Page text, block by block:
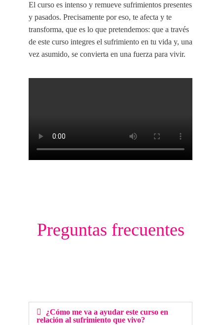
El curso es intenso y remueve sufrimientos presentes
y pasados. Precisamente por eso, te afecta y te
transforma, que es lo que pretendemos: que a través
de este curso integres el sufrimiento en tu vida y, una
vez asumido, se convierta en una fuerza para vivir.
Preguntas frecuentes
¿Cómo me va a ayudar este curso en
relación al sufrimiento que vivo?